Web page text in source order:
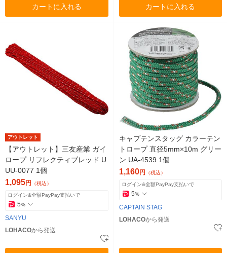
カートに入れる カートに入れる
アウトレット
【アウトレット】三友産業 ガイ
ロープ リフレクティブレッド U
UU-0077 1個
1,095円 （税込）
ログイン&全額PayPay支払いで
5%
SANYU
LOHACOから発送
キャプテンスタッグ カラーテン
トロープ 直径5mm×10m グリー
ン UA-4539 1個
1,160円 （税込）
ログイン&全額PayPay支払いで
5%
CAPTAIN STAG
LOHACOから発送